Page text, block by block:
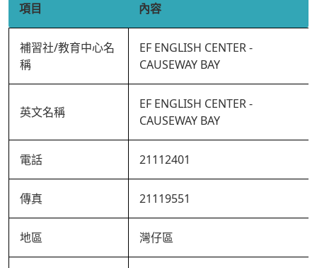
項目 內容
補習社/教育中心名
稱
EF ENGLISH CENTER -
CAUSEWAY BAY
英文名稱
EF ENGLISH CENTER -
CAUSEWAY BAY
電話 21112401
傳真 21119551
地區 灣仔區